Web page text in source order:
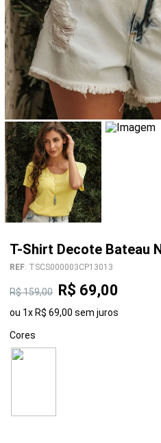
T-Shirt Decote Bateau
REF: TSCS000003CP13013
R$159,00 R$ 69,00
ou 1x R$ 69,00 sem juros
Cores